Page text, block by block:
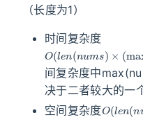
（长度为1）
时间复杂度
O(len(num
间复杂度中
决于二者较大的一
空间复杂度
O(le n